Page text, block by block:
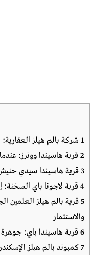
1 شركة بالم هيلز
2قرية هاسيندا ووترز:
3قرية هاسيندا سيدي
4قرية لاجونا باي السخنة:
5قرية بالم هيلز العلمين
والاستثمار
6قرية هاسيندا باي: جوهرة
7كمبوند بالم هيلز